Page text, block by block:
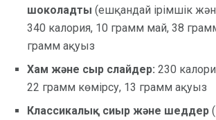
шоколадты (ешқандай ірімшік
340 калория, 10 грамм май, 38
грамм ақуыз
Хам және сыр слайдер: 230
22 грамм көмірсу, 13 грамм ақуыз
Классикалық сиыр және шеддер